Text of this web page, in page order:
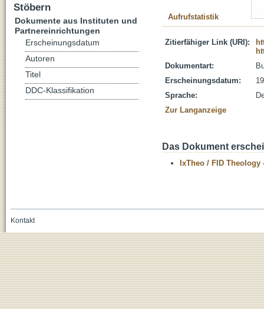
Aufrufstatistik
Zitierfähiger Link (URI):
Dokumentart:
Erscheinungsdatum:
Sprache:
Zur Langanzeige
Das Dokument
IxTheo / FID Theology
Stöbern
Dokumente aus Instituten und
Partnereinrichtungen
Erscheinungsdatum
Autoren
Titel
DDC-Klassifikation
Kontakt